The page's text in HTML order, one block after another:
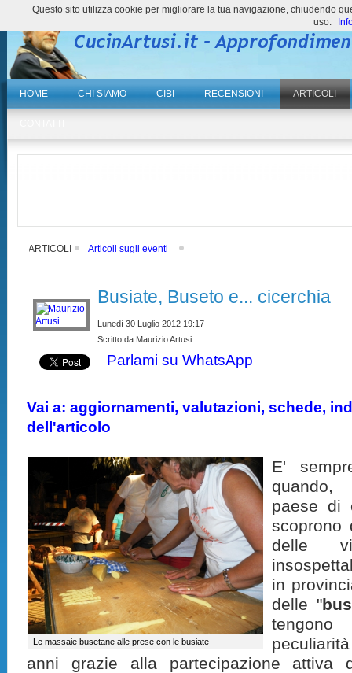
HOME CHI SIAMO CIBI RECENSIONI ARTICOLI
ARTICOLI Articoli sugli eventi
Busiate, Buseto e... cicerchia
Lunedì 30 Luglio 2012 19:17
Scritto da Maurizio Artusi
Parlami su WhatsApp
Vai a: aggiornamenti, valutazioni, schede,
dell'articolo
Le massaie busetane alle prese con le busiate
E'
quando,
paese di
scoprono
delle
in
delle "
anni grazie alla partecipazione attiva
Questo sito utilizza cookie per migliorare la tua navigazione, chiudendo
uso.